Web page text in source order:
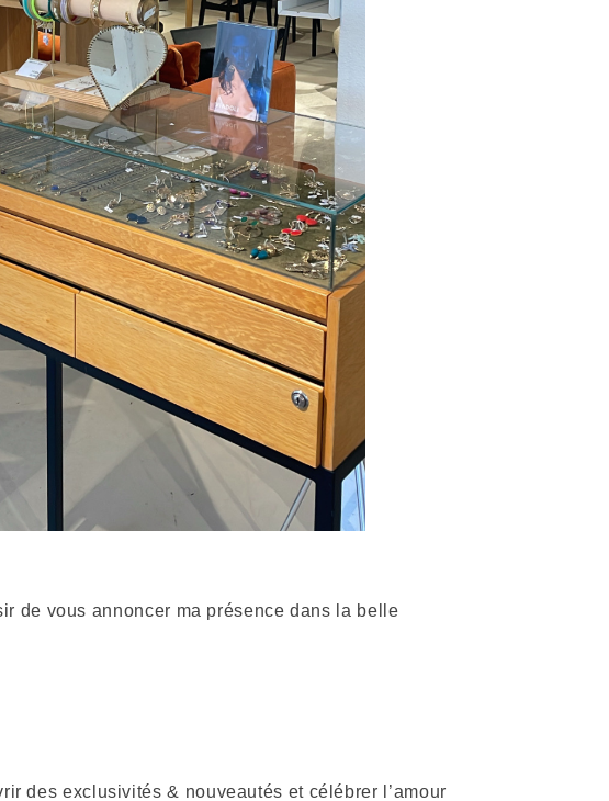
de vous annoncer ma présence dans la belle
des exclusivités & nouveautés et célébrer l’amour